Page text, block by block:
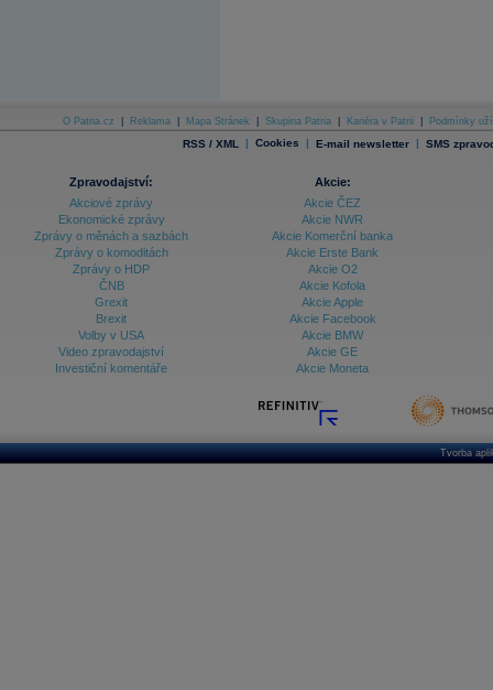
O Patria.cz Reklama Mapa Stránek Skupina Patria Kariéra v Patrii Podmínky
RSS / XML | Cookies | E-mail newsletter | SMS
Zpravodajství:
Akciové zprávy
Ekonomické zprávy
Zprávy o měnách a sazbách
Zprávy o komoditách
Zprávy o HDP
ČNB
Grexit
Brexit
Volby v USA
Video zpravodajství
Investiční komentáře
Akcie:
Akcie ČEZ
Akcie NWR
Akcie Komerční banka
Akcie Erste Bank
Akcie O2
Akcie Kofola
Akcie Apple
Akcie Facebook
Akcie BMW
Akcie GE
Akcie Moneta
Tvorba